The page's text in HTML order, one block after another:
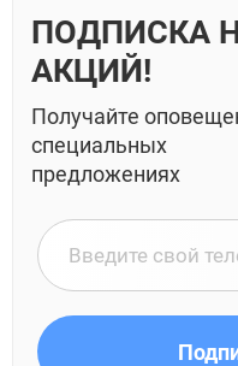
ПОДПИСКА
АКЦИЙ!
Получайте
специальных
предложениях